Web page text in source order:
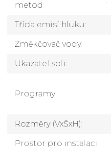
metod
Třída emisí hluku:
Změkčovač vody:
Ukazatel soli:
Programy:
Rozměry (VxŠxH):
Prostor pro instalaci